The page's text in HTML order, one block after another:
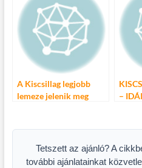
A Kiscsillag legjobb
lemeze jelenik meg
–
Tetszett az ajánló? A
további ajánlatainkat